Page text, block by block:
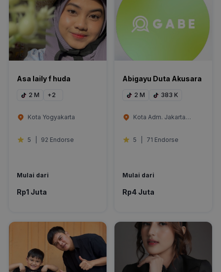
Asa laily f huda
2 M +2
Kota Yogyakarta
5 92 Endorse
Mulai dari
Rp1 Juta
Abigayu Duta Akusara
2 M 383 K
Kota Adm. Jakarta
5
71 Endorse
Mulai dari
Rp4 Juta